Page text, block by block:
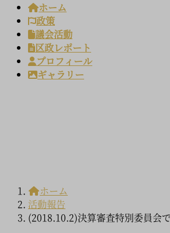
ホーム
政策
議会活動
区政レポート
プロフィール
ギャラリー
ホーム
活動報告
(2018.10.2)決算審査特別委員会